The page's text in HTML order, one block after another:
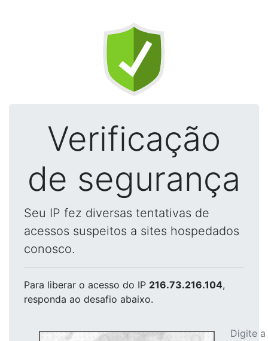
Verificação
de segurança
Seu IP fez diversas tentativas de
acessos suspeitos a sites hospedados
conosco.
Para liberar o acesso do IP 216.73.216.104,
responda ao desafio abaixo.
Digite